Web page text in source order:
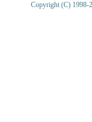
Copyright (C) 1998-